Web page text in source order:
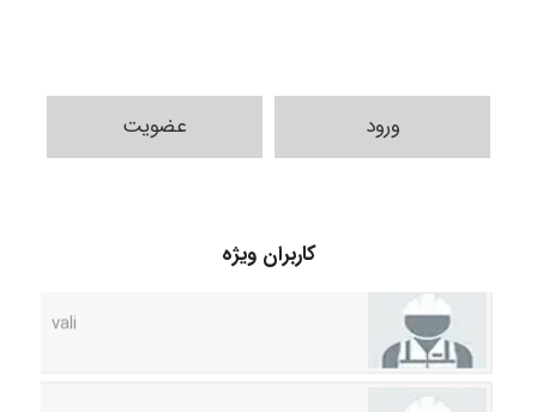
ورود عضویت
کاربران ویژه